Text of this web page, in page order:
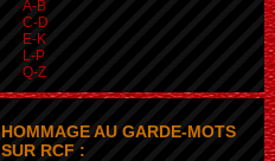
A-B
C-D
E-K
L-P
Q-Z
HOMMAGE AU GARDE-MOTS
SUR RCF :